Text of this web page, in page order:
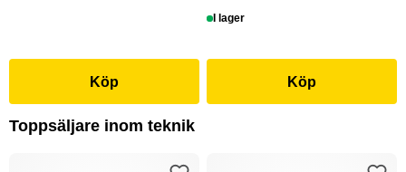
Köp
I lager
Köp
Toppsäljare inom teknik